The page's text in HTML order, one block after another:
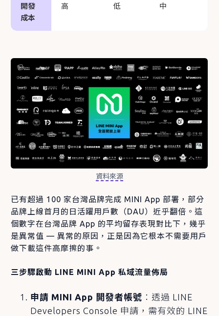
開發
成本
高 低 中
資料來源
已有超過 100 家台灣品牌完成 MINI App 部署，部分
品牌上線首月的日活躍用戶數（DAU）近乎翻倍。這
個數字在台灣品牌 App 的平均留存表現對比下，幾乎
是異常值 — 異常的原因，正是因為它根本不需要用戶
做下載這件高摩擦的事。
三步驟啟動 LINE MINI App 私域流量佈局
申請 MINI App 開發者帳號 ：透過 LINE
Developers Console 申請，需有效的 LINE